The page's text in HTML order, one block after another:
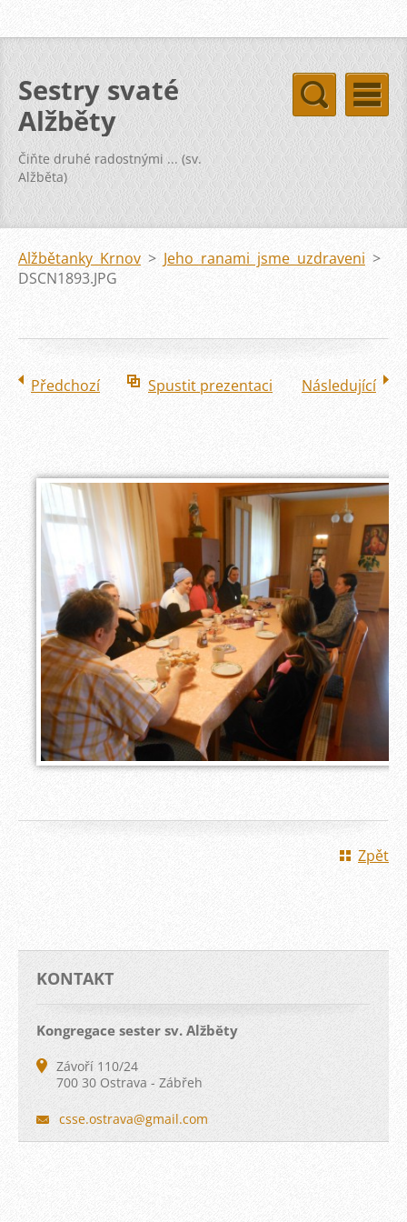
Sestry svaté
Alžběty
Čiňte druhé radostnými ... (sv.
Alžběta)
Alžbětanky Krnov > Jeho ranami jsme uzdraveni >
DSCN1893.JPG
Předchozí Spustit prezentaci Následující
Zpět
KONTAKT
Kongregace sester sv. Alžběty
Závoří 110/24
700 30 Ostrava - Zábřeh
csse.ostrava@gmail.com